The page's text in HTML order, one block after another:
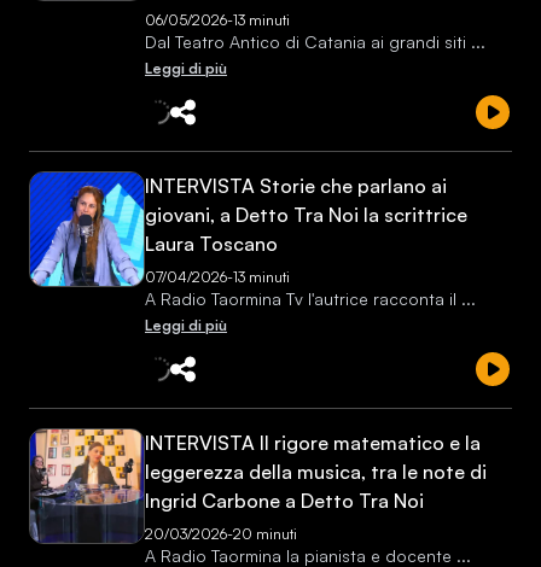
06/05/2026-13 minuti
Dal Teatro Antico di Catania ai grandi siti ...
Leggi di più
INTERVISTA Storie che parlano ai
giovani, a Detto Tra Noi la scrittrice
Laura Toscano
07/04/2026-13 minuti
A Radio Taormina Tv l'autrice racconta il ...
Leggi di più
INTERVISTA Il rigore matematico e la
leggerezza della musica, tra le note di
Ingrid Carbone a Detto Tra Noi
20/03/2026-20 minuti
A Radio Taormina la pianista e docente ...